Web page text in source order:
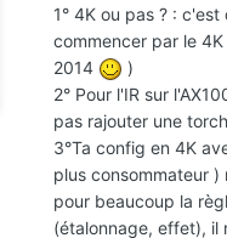
1° 4K ou pas ? :
commencer par le
2014
)
2° Pour l'IR sur
pas rajouter une
3°Ta config en 4K
plus consommateur
pour beaucoup la
(étalonnage, effet), il